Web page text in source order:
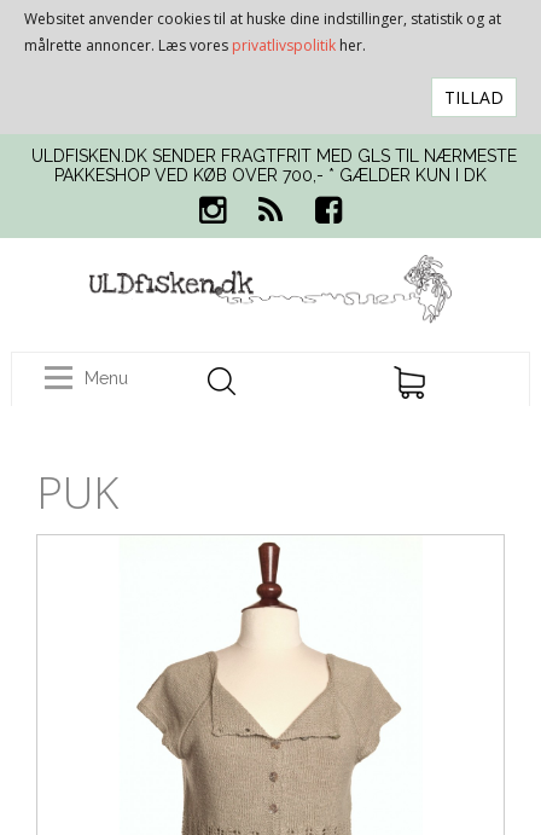
Websitet anvender cookies til at huske dine indstillinger, statistik og at
målrette annoncer. Læs vores privatlivspolitik her.
TILLAD
ULDFISKEN.DK SENDER FRAGTFRIT MED GLS TIL NÆRMESTE
PAKKESHOP VED KØB OVER 700,- * GÆLDER KUN I DK
Menu
PUK